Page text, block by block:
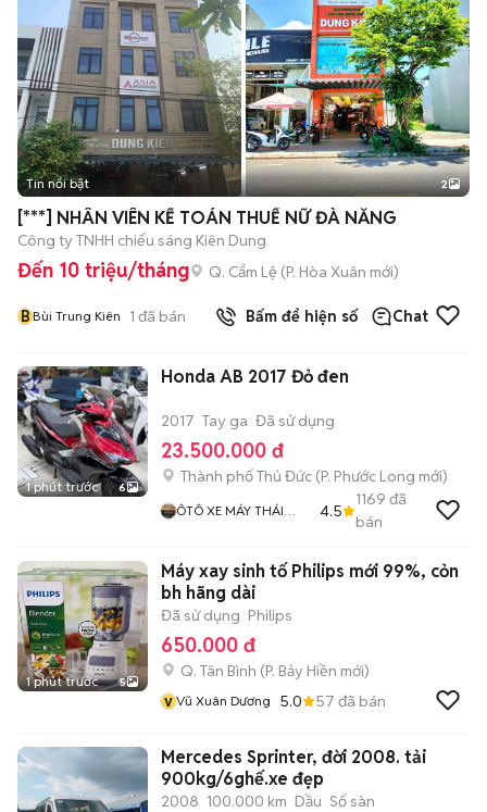
Tin nổi bật 2
[***] NHÂN VIÊN KẾ TOÁN THUẾ NỮ ĐÀ NẴNG
Công ty TNHH chiếu sáng Kiên Dung
Đến 10 triệu/tháng Q. Cẩm Lệ (P. Hòa Xuân mới)
BBùi Trung Kiên 1 đã bán Bấm để hiện số Chat
1 phút trước 6
Honda AB 2017 Đỏ đen
2017 Tay ga Đã sử dụng
23.500.000 đ
Thành phố Thủ Đức (P. Phước Long mới)
ÔTÔ XE MÁY THÁI
4.5
1169 đã
bán
1 phút trước 5
Máy xay sinh tố Philips mới 99%, cỏn
bh hãng dài
Đã sử dụng Philips
650.000 đ
Q. Tân Bình (P. Bảy Hiền mới)
v Vũ Xuân Dương 5.0 57 đã bán
Mercedes Sprinter, đời 2008. tải
900kg/6ghế.xe đẹp
2008 100.000 km Dầu Số sàn